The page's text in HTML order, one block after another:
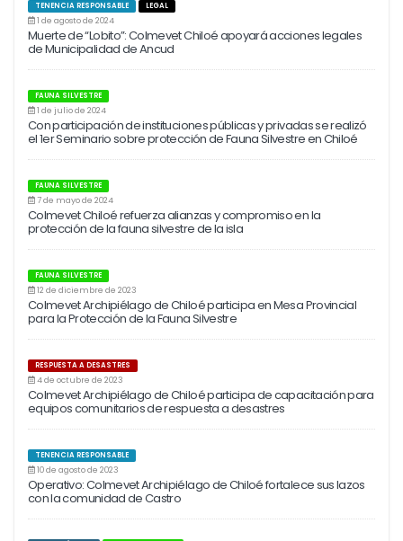
TENENCIA RESPONSABLE LEGAL
1 de agosto de 2024
Muerte de “Lobito”: Colmevet Chiloé apoyará acciones legales
de Municipalidad de Ancud
FAUNA SILVESTRE
1 de julio de 2024
Con participación de instituciones públicas y privadas se realizó
el 1er Seminario sobre protección de Fauna Silvestre en Chiloé
FAUNA SILVESTRE
7 de mayo de 2024
Colmevet Chiloé refuerza alianzas y compromiso en la
protección de la fauna silvestre de la isla
FAUNA SILVESTRE
12 de diciembre de 2023
Colmevet Archipiélago de Chiloé participa en Mesa Provincial
para la Protección de la Fauna Silvestre
RESPUESTA A DESASTRES
4 de octubre de 2023
Colmevet Archipiélago de Chiloé participa de capacitación para
equipos comunitarios de respuesta a desastres
TENENCIA RESPONSABLE
10 de agosto de 2023
Operativo: Colmevet Archipiélago de Chiloé fortalece sus lazos
con la comunidad de Castro